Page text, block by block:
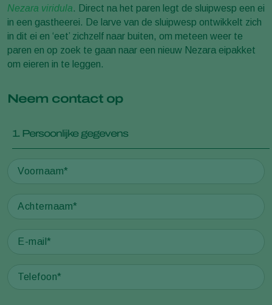
Nezara viridula. Direct na het paren legt de sluipwesp een ei
in een gastheerei. De larve van de sluipwesp ontwikkelt zich
in dit ei en ‘eet’ zichzelf naar buiten, om meteen weer te
paren en op zoek te gaan naar een nieuw Nezara eipakket
om eieren in te leggen.
Neem contact op
1. Persoonlijke gegevens